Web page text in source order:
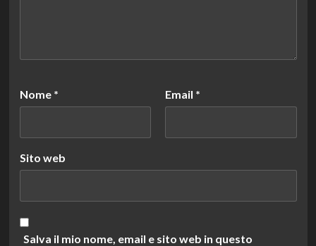
Nome * Email *
Sito web
Salva il mio nome, email e sito web in questo